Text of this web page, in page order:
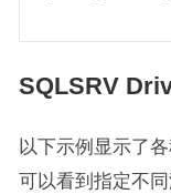
SQLSRV
以下示例显示了
可以看到指定不